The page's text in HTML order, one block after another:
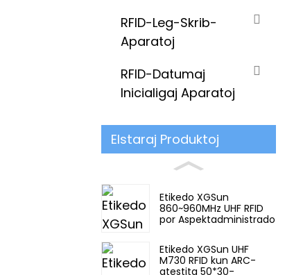
RFID-Leg-Skrib-
Aparatoj
RFID-Datumaj
Inicialigaj Aparatoj
Elstaraj Produktoj
Etikedo XGSun
860~960MHz UHF RFID
por Aspektadministrado
Etikedo XGSun UHF
M730 RFID kun ARC-
atestita 50*30-